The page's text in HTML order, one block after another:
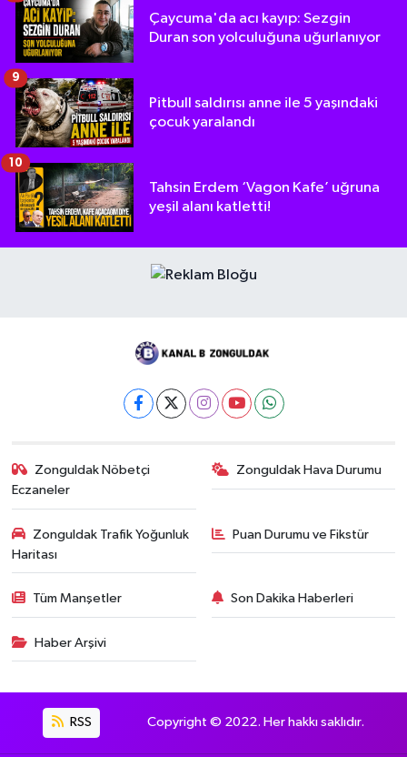
Çaycuma'da acı kayıp: Sezgin
Duran son yolculuğuna uğurlanıyor
Pitbull saldırısı anne ile 5 yaşındaki
çocuk yaralandı
9
Tahsin Erdem ‘Vagon Kafe’ uğruna
yeşil alanı katletti!
10
Zonguldak Nöbetçi
Eczaneler
Zonguldak Hava Durumu
Zonguldak Trafik Yoğunluk
Haritası
Puan Durumu ve Fikstür
Tüm Manşetler Son Dakika Haberleri
Haber Arşivi
RSS Copyright © 2022. Her hakkı saklıdır.